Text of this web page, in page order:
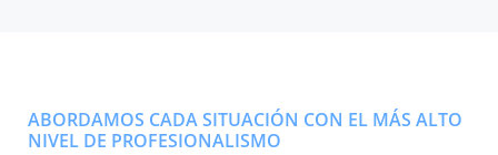
ABORDAMOS CADA SITUACIÓN CON EL MÁS ALTO
NIVEL DE PROFESIONALISMO